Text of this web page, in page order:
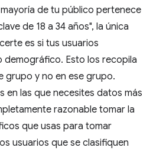
de tu público pertenece
de 18 a 34 años", la única
es si tus usuarios
demográfico. Esto los recopila
grupo y no en ese grupo.
en las que necesites datos más
razonable tomar la
que usas para tomar
usuarios que se clasifiquen